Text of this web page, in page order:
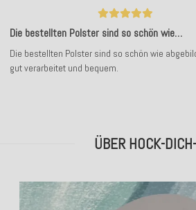
Die bestellten Polster sind so schön wie…
Die bestellten Polster sind so schön wie
gut verarbeitet und bequem.
ÜBER HOCK-